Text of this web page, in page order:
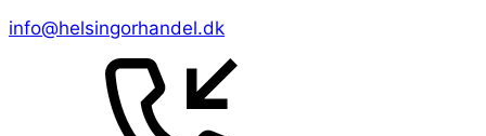
info@helsingorhandel.dk